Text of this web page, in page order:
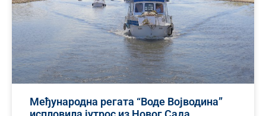
Међународна регата “Воде Војводина”